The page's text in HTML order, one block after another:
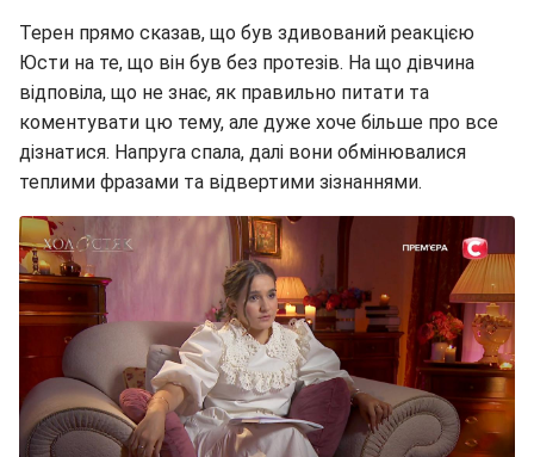
Терен прямо сказав, що був здивований реакцією
Юсти на те, що він був без протезів. На що дівчина
відповіла, що не знає, як правильно питати та
коментувати цю тему, але дуже хоче більше про все
дізнатися. Напруга спала, далі вони обмінювалися
теплими фразами та відвертими зізнаннями.